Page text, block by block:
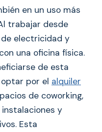
en un uso más
trabajar desde
de electricidad y
una oficina física.
de esta
por el alquiler
de coworking,
y
Esta